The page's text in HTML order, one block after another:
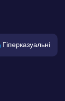
Гіперказуальні